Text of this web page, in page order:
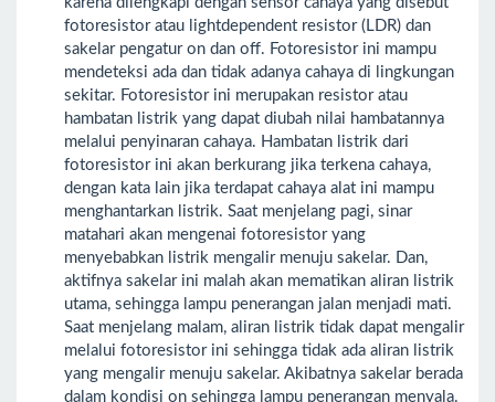
fotoresistor atau lightdependent resistor (LDR) dan
sakelar pengatur on dan off. Fotoresistor ini mampu
mendeteksi ada dan tidak adanya cahaya di lingkungan
sekitar. Fotoresistor ini merupakan resistor atau
hambatan listrik yang dapat diubah nilai hambatannya
melalui penyinaran cahaya. Hambatan listrik dari
fotoresistor ini akan berkurang jika terkena cahaya,
dengan kata lain jika terdapat cahaya alat ini mampu
menghantarkan listrik. Saat menjelang pagi, sinar
matahari akan mengenai fotoresistor yang
menyebabkan listrik mengalir menuju sakelar. Dan,
aktifnya sakelar ini malah akan mematikan aliran listrik
utama, sehingga lampu penerangan jalan menjadi mati.
Saat menjelang malam, aliran listrik tidak dapat mengalir
melalui fotoresistor ini sehingga tidak ada aliran listrik
yang mengalir menuju sakelar. Akibatnya sakelar berada
dalam kondisi on sehingga lampu penerangan menyala.